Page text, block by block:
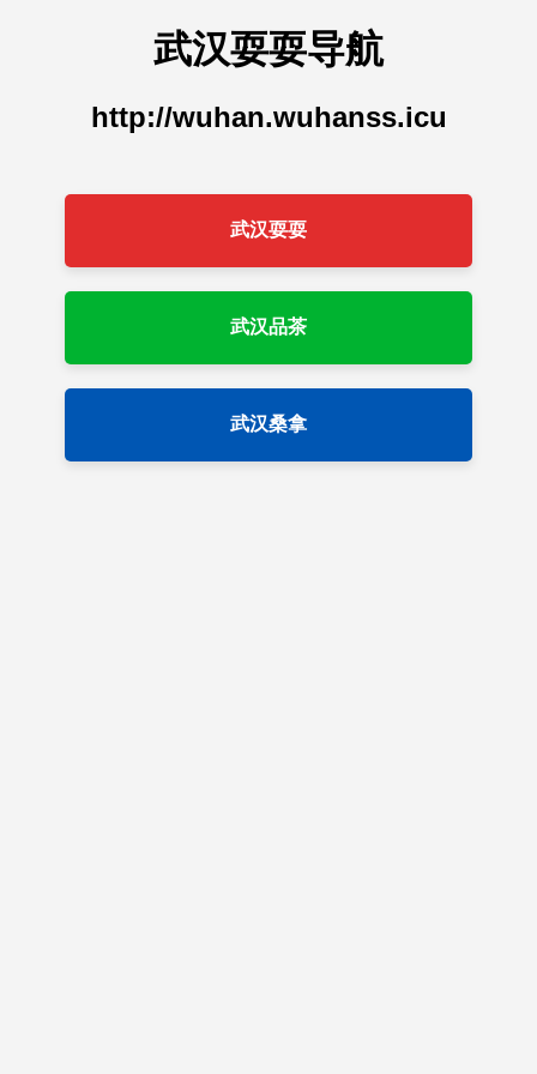
武汉耍耍导航
http://wuhan.wuhanss.icu
武汉耍耍
武汉品茶
武汉桑拿